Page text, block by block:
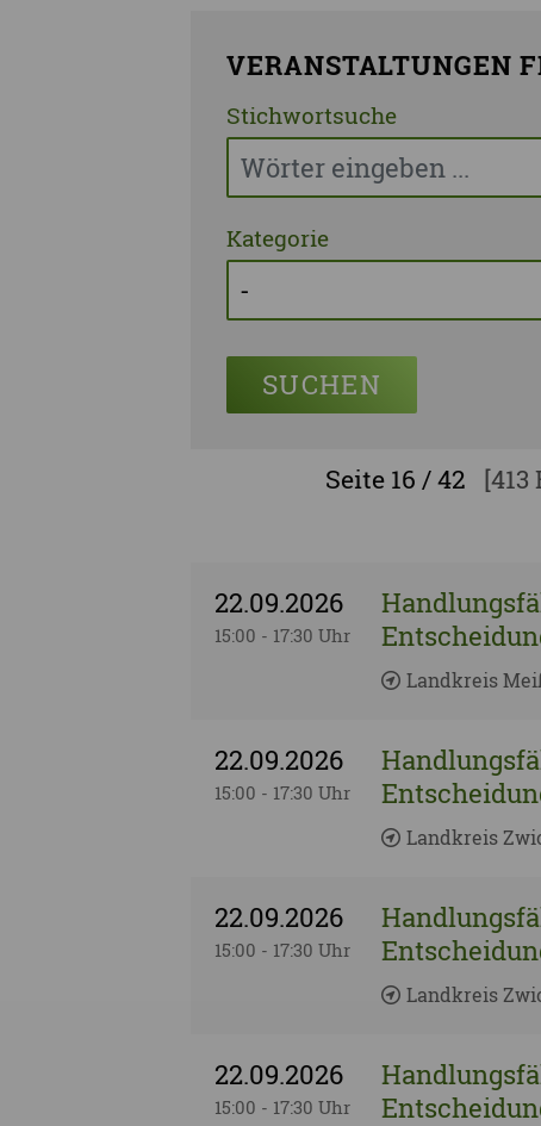
VERANSTALTUNGEN
Stichwortsuche
Kategorie
SUCHEN
Seite 16 / 42
[413
22.09.2026
15:00 - 17:30 Uhr
Landkreis
22.09.2026
15:00 - 17:30 Uhr
Landkreis
22.09.2026
15:00 - 17:30 Uhr
Landkreis
22.09.2026
15:00 - 17:30 Uhr